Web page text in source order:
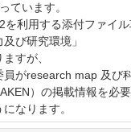
ています。
利用する添付ファイル
び研究環境」
すが、
がresearch map 及び
）の掲載情報を必
なります。